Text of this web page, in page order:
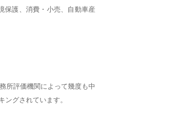
保護、消費・小売、自動車産
所評価機関によって幾度も中
グされています。